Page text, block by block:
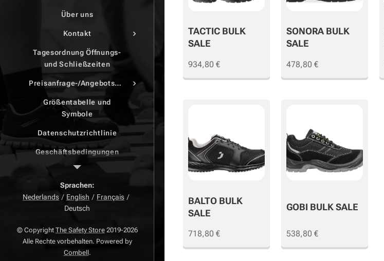
Über uns
Kontakt
Tagesordnung Öffnungs-
und Schließzeiten
Preisanfrage-/Angebotsdruck
Größentabelle und
Symbole
Datenschutzrichtlinie
Geschäftsbedingungen
Beschwerdeseite
Zurück Seite
Widerrufsrecht
TACTIC BULK
SALE
934,80 €
SONORA BULK
SALE
478,80 €
BALTO BULK
SALE
718,80 €
GOBI BULK SALE
538,80 €
© Copyright The Safety Store2019-2026
Alle Rechte vorbehalten. Powered by
Combell.
Sprachen
Nederlands
English
Français
Deutsch